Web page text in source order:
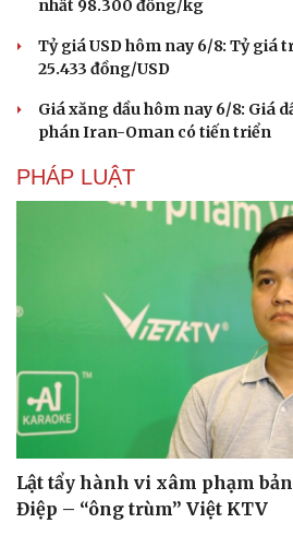
nhất 98.300 đồng/kg
Tỷ giá USD hôm nay 6/8: Tỷ giá
25.433 đồng/USD
Giá xăng dầu hôm nay 6/8: Giá
phán Iran-Oman có tiến triển
PHÁP LUẬT
Lật tẩy hành vi xâm phạm
Điệp – “ông trùm” Việt KTV